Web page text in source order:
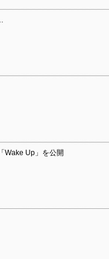
Wake Up」を公開